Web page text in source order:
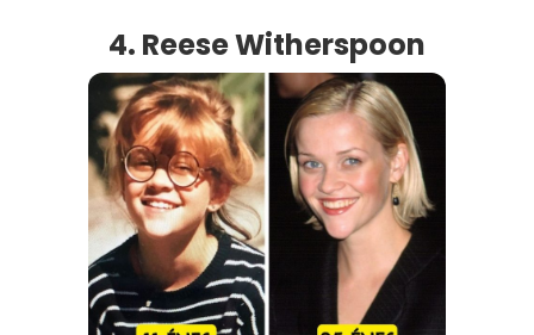
4. Reese Witherspoon